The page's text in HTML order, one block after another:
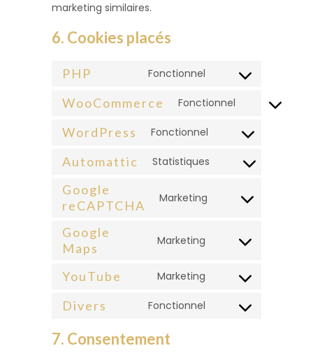
marketing similaires.
6. Cookies placés
PHP Fonctionnel
Consent
to
WooCommerce Fonctionnel
Consent
to
WordPress Fonctionnel
Consent
wordpress
Automattic Statistiques
Consent
Google
reCAPTCHA
Marketing
Consent
service
recaptcha
Google
Maps
Marketing
Consent
service
google-
YouTube Marketing
Consent
Divers Fonctionnel
Consent
7. Consentement